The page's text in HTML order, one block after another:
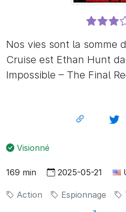
Nos vies sont la somme
Cruise est Ethan Hunt
Impossible – The Final
Visionné
169 min 2025-05-21
Action Espionnage